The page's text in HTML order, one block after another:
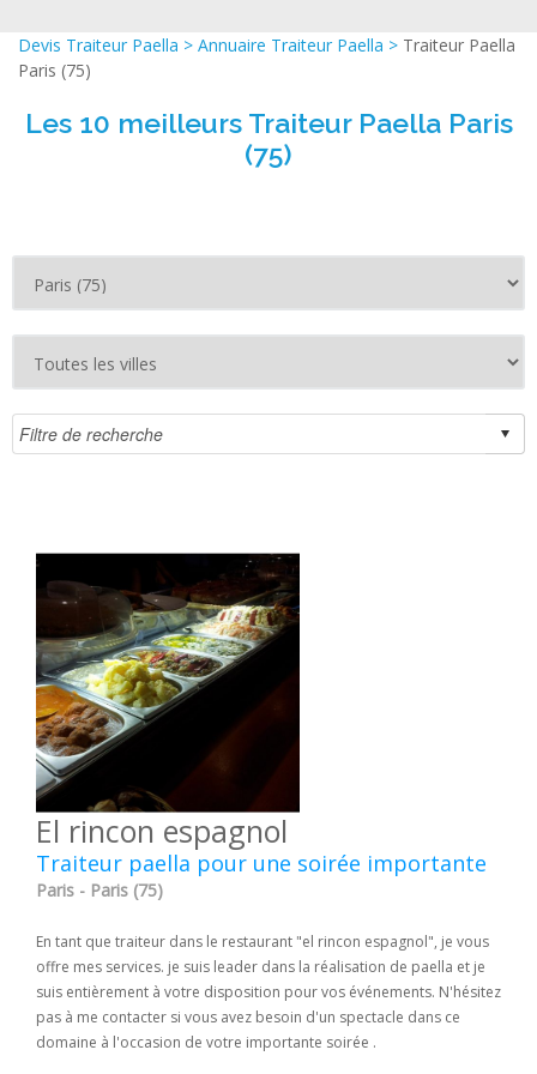
Devis Traiteur Paella > Annuaire Traiteur Paella > Traiteur Paella
Paris (75)
Les 10 meilleurs Traiteur Paella Paris
(75)
El rincon espagnol
Traiteur paella pour une soirée importante
Paris - Paris (75)
En tant que traiteur dans le restaurant "el rincon espagnol", je vous
offre mes services. je suis leader dans la réalisation de paella et je
suis entièrement à votre disposition pour vos événements. N'hésitez
pas à me contacter si vous avez besoin d'un spectacle dans ce
domaine à l'occasion de votre importante soirée .